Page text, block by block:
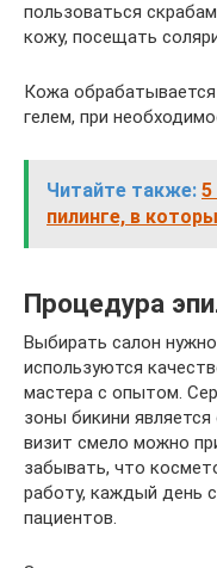
пользоваться
кожу, посещать
Кожа
гелем, при
Читайте также: 5
пилинге, в
Процедура
Выбирать салон
используются
мастера с опытом.
зоны бикини
визит смело можно
забывать, что
работу, каждый день
пациентов.